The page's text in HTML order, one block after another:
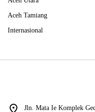
Aceh Tamiang
Internasional
Jln. Mata Ie Komplek